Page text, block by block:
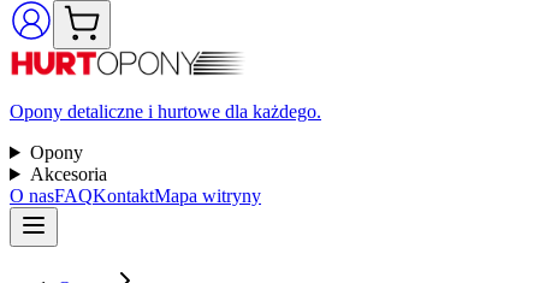
Opony detaliczne i hurtowe dla każdego.
Opony
Akcesoria
O nasFAQKontaktMapa witryny